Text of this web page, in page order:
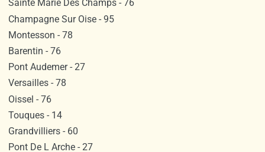
Sainte Marie Des Champs - 76
Champagne Sur Oise - 95
Montesson - 78
Barentin - 76
Pont Audemer - 27
Versailles - 78
Oissel - 76
Touques - 14
Grandvilliers - 60
Pont De L Arche - 27